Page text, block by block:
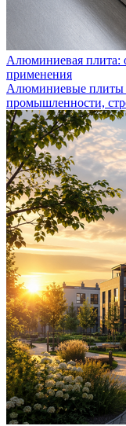
Алюминиевая плита:
применения
Алюминиевые плиты
промышленности,